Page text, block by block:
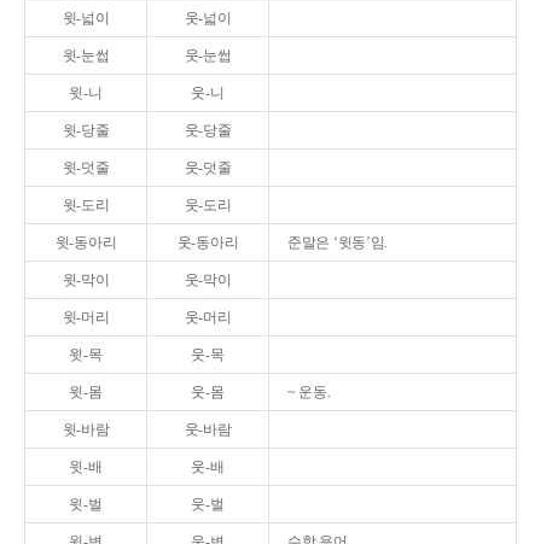
윗-넓이 웃-넓이
윗-눈썹 웃-눈썹
윗-니 웃-니
윗-당줄 웃-당줄
윗-덧줄 웃-덧줄
윗-도리 웃-도리
윗-동아리 웃-동아리 준말은 ‘윗동’임.
윗-막이 웃-막이
윗-머리 웃-머리
윗-목 웃-목
윗-몸 웃-몸 ~ 운동.
윗-바람 웃-바람
윗-배 웃-배
윗-벌 웃-벌